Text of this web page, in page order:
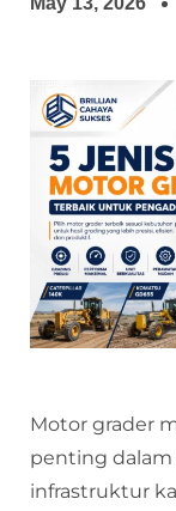
Motor grader
penting
infrastruktur